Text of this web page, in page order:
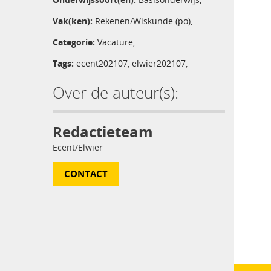
Vak(ken): Rekenen/Wiskunde (po),
Categorie: Vacature,
Tags: ecent202107, elwier202107,
Over de auteur(s):
Redactieteam
Ecent/Elwier
CONTACT